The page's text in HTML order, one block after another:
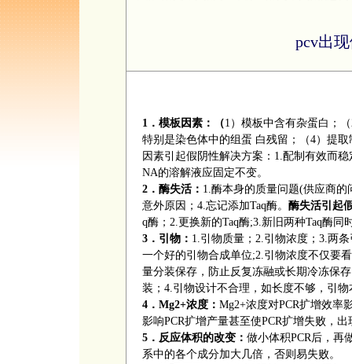
pcv出
1 ．模板因素：（1 ）模板中含有杂蛋白；（
特别是染色体中的组蛋 白残留；（4）提
因素引起假阴性解决方案： 1.配制有效而
NA的溶解液应固定不变。
2 ．酶失活： 1.酶本身的质量问题(供应商的
意外原因； 4.忘记添加Taq酶。 酶失活引起
q酶； 2.更换新的Taq酶;3.新旧两种Taq酶同
3 ．引物： 1.引物质量； 2.引物浓度； 3.两
一个好的引物合成单位;2.引物浓度不仅要看
量分装保存，防止反复冻融或长期冷冻保
装； 4.引物设计不合理，如长度不够，引
4 ． Mg2+浓度： Mg2+浓度对PCR扩增效率
影响PCR扩增产量甚至使PCR扩增失败，出
5 ．反应体积的改变： 做小体积PCR后，再
系中的各个成分加大几倍，否则易失败。